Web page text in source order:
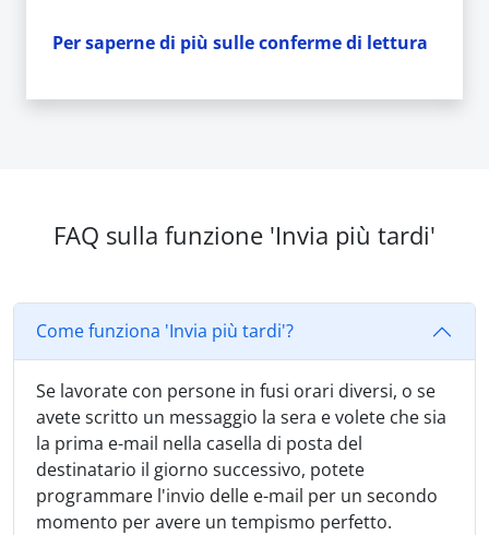
Per saperne di più sulle conferme di lettura
FAQ sulla funzione 'Invia più tardi'
Come funziona 'Invia più tardi'?
Se lavorate con persone in fusi orari diversi, o se
avete scritto un messaggio la sera e volete che sia
la prima e-mail nella casella di posta del
destinatario il giorno successivo, potete
programmare l'invio delle e-mail per un secondo
momento per avere un tempismo perfetto.